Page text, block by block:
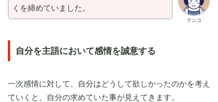
テンコ
くを締めていました。
自分を主語において感情を誠意する
一次感情に対して、自分はどうして欲しかったのかを考え
ていくと、自分の求めていた事が見えてきます。